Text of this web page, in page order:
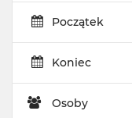
Początek
Koniec
Osoby